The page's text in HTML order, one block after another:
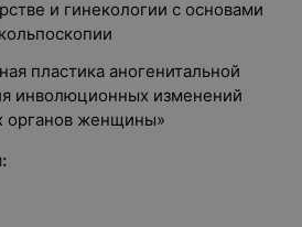
и гинекологии с основами
пластика аногенитальной
инволюционных изменений
органов женщины»